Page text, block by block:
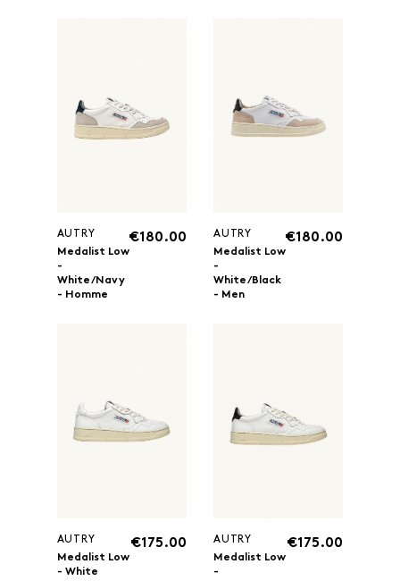
AUTRY
Medalist Low
-
White/Navy
- Homme
€180.00
AUTRY
Medalist Low
-
White/Black
- Men
€180.00
AUTRY
Medalist Low
- White
€175.00
AUTRY
Medalist Low
-
€175.00